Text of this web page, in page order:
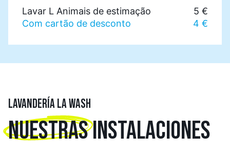
Lavar L Animais de estimação
5 €
Com cartão de desconto
4 €
LAVANDERÍA LA WASH
NUESTRASINSTALACIONES